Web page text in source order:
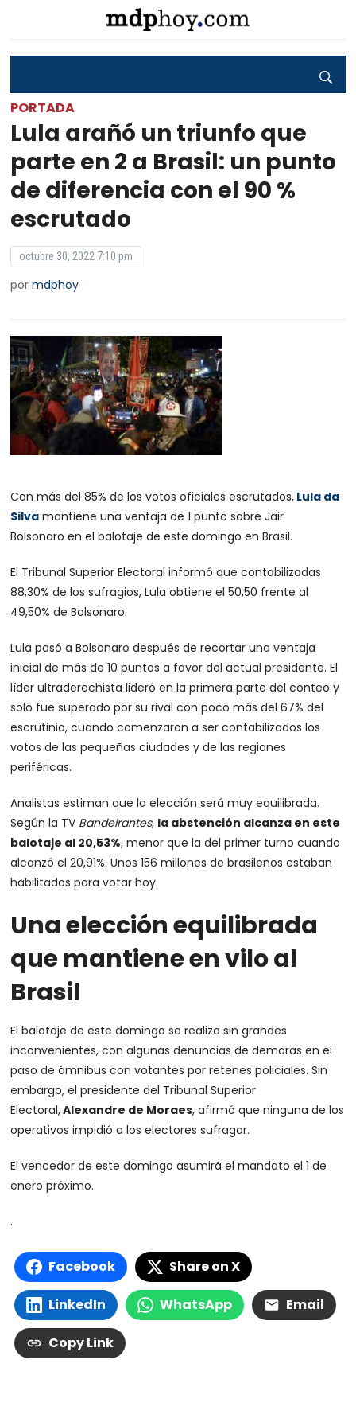
PORTADA
Lula arañó un triunfo que
parte en 2 a Brasil: un punto
de diferencia con el 90 %
escrutado
octubre 30, 2022 7:10 pm
pormdphoy
Con más del 85% de los votos oficiales escrutados, Lula da
Silva mantiene una ventaja de 1 punto sobre Jair
Bolsonaro en el balotaje de este domingo en Brasil.
El Tribunal Superior Electoral informó que contabilizadas
88,30% de los sufragios, Lula obtiene el 50,50 frente al
49,50% de Bolsonaro.
Lula pasó a Bolsonaro después de recortar una ventaja
inicial de más de 10 puntos a favor del actual presidente. El
líder ultraderechista lideró en la primera parte del conteo y
solo fue superado por su rival con poco más del 67% del
escrutinio, cuando comenzaron a ser contabilizados los
votos de las pequeñas ciudades y de las regiones
periféricas.
Analistas estiman que la elección será muy equilibrada.
Según la TV Bandeirantes, la abstención alcanza en este
balotaje al 20,53%, menor que la del primer turno cuando
alcanzó el 20,91%. Unos 156 millones de brasileños estaban
habilitados para votar hoy.
Una elección equilibrada
que mantiene en vilo al
Brasil
El balotaje de este domingo se realiza sin grandes
inconvenientes, con algunas denuncias de demoras en el
paso de ómnibus con votantes por retenes policiales. Sin
embargo, el presidente del Tribunal Superior
Electoral,Alexandre de Moraes, afirmó que ninguna de los
operativos impidió a los electores sufragar.
El vencedor de este domingo asumirá el mandato el 1 de
enero próximo.
.
Facebook Share on X
LinkedIn WhatsApp Email
Copy Link